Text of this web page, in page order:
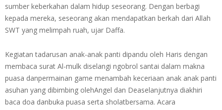
sumber keberkahan dalam hidup seseorang. Dengan berbagi
kepada mereka, seseorang akan mendapatkan berkah dari Allah
SWT yang melimpah ruah, ujar Daffa.
Kegiatan tadarusan anak-anak panti dipandu oleh Haris dengan
membaca surat Al-mulk diselangi ngobrol santai dalam makna
puasa danpermainan game menambah keceriaan anak anak panti
asuhan yang dibimbing olehAngel dan Deaselanjutnya diakhiri
baca doa danbuka puasa serta sholatbersama. Acara